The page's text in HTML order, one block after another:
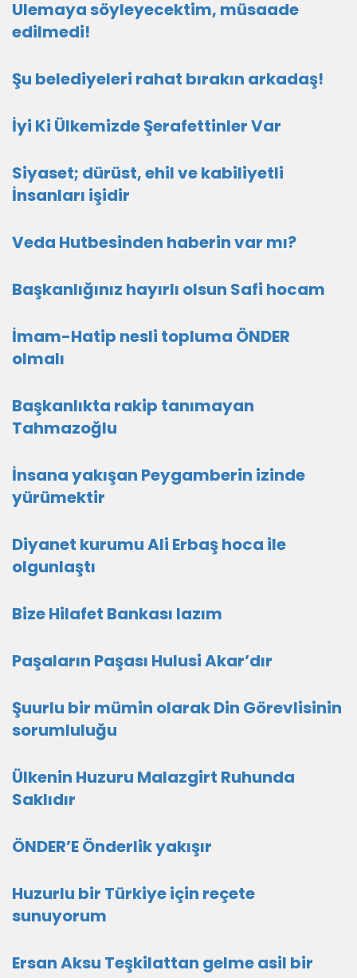
Ulemaya söyleyecektim, müsaade
edilmedi!
Şu belediyeleri rahat bırakın arkadaş!
İyi Ki Ülkemizde Şerafettinler Var
Siyaset; dürüst, ehil ve kabiliyetli
İnsanları işidir
Veda Hutbesinden haberin var mı?
Başkanlığınız hayırlı olsun Safi hocam
İmam-Hatip nesli topluma ÖNDER
olmalı
Başkanlıkta rakip tanımayan
Tahmazoğlu
İnsana yakışan Peygamberin izinde
yürümektir
Diyanet kurumu Ali Erbaş hoca ile
olgunlaştı
Bize Hilafet Bankası lazım
Paşaların Paşası Hulusi Akar’dır
Şuurlu bir mümin olarak Din Görevlisinin
sorumluluğu
Ülkenin Huzuru Malazgirt Ruhunda
Saklıdır
ÖNDER’E Önderlik yakışır
Huzurlu bir Türkiye için reçete
sunuyorum
Ersan Aksu Teşkilattan gelme asil bir